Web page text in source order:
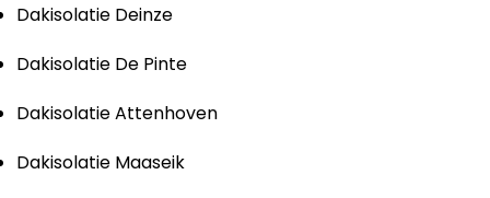
Dakisolatie Deinze
Dakisolatie De Pinte
Dakisolatie Attenhoven
Dakisolatie Maaseik